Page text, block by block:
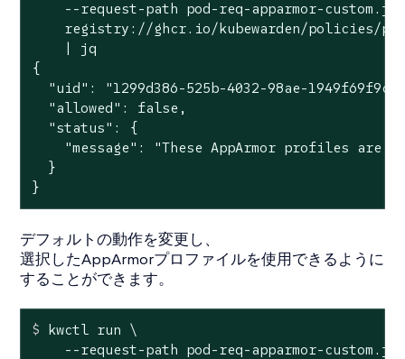
--request-path pod-req-apparmor-
registry://ghcr.io/kubewarden/policies/
    | jq
{
"uid": "1299d386-525b-4032-98ae-
  "allowed": false,
  "status": {
"message": "These AppArmor profiles are
  }
}
デフォルトの動作を変更し、
選択したAppArmorプロファイルを使用できるように
することができます。
$ kwctl run \
--request-path pod-req-apparmor-